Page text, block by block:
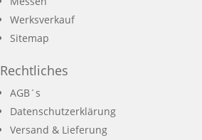
Werksverkauf
Sitemap
Rechtliches
AGB´s
Datenschutzerklärung
Versand & Lieferung